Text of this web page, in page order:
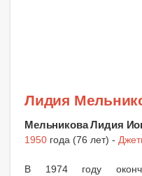
Лидия
Мельникова Лидия
1950 года (76 лет) -
В 1974 году